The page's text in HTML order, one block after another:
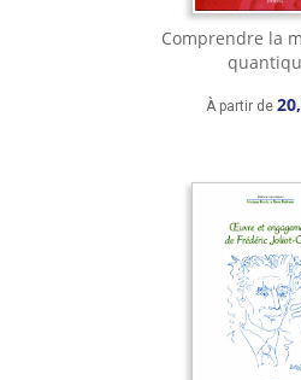
Comprendre la
À partir de